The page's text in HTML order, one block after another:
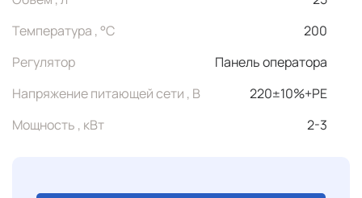
Температура , °C
200
Регулятор
Панель оператора
Напряжение питающей сети , В
220±10%+PE
Мощность , кВт
2-3